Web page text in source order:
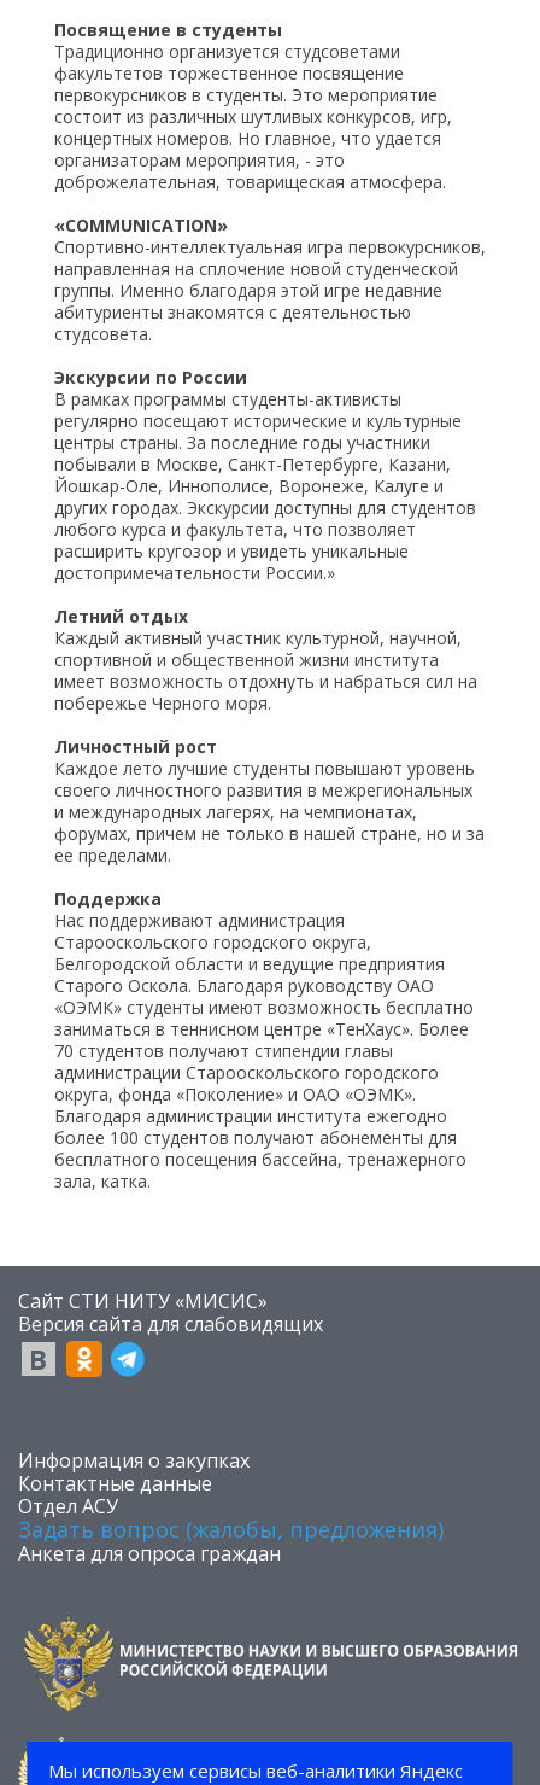
Мы используем сервисы веб-аналитики Яндекс
Посвящение в студенты
Традиционно организуется студсоветами
факультетов торжественное посвящение
первокурсников в студенты. Это мероприятие
состоит из различных шутливых конкурсов, игр,
концертных номеров. Но главное, что удается
организаторам мероприятия, - это
доброжелательная, товарищеская атмосфера.
«COMMUNICATION»
Спортивно-интеллектуальная игра первокурсников,
направленная на сплочение новой студенческой
группы. Именно благодаря этой игре недавние
абитуриенты знакомятся с деятельностью
студсовета.
Экскурсии по России
В рамках программы студенты-активисты
регулярно посещают исторические и культурные
центры страны. За последние годы участники
побывали в Москве, Санкт-Петербурге, Казани,
Йошкар-Оле, Иннополисе, Воронеже, Калуге и
других городах. Экскурсии доступны для студентов
любого курса и факультета, что позволяет
расширить кругозор и увидеть уникальные
достопримечательности России.»
Летний отдых
Каждый активный участник культурной, научной,
спортивной и общественной жизни института
имеет возможность отдохнуть и набраться сил на
побережье Черного моря.
Личностный рост
Каждое лето лучшие студенты повышают уровень
своего личностного развития в межрегиональных
и международных лагерях, на чемпионатах,
форумах, причем не только в нашей стране, но и за
ее пределами.
Поддержка
Нас поддерживают администрация
Старооскольского городского округа,
Белгородской области и ведущие предприятия
Старого Оскола. Благодаря руководству ОАО
«ОЭМК» студенты имеют возможность бесплатно
заниматься в теннисном центре «ТенХаус». Более
70 студентов получают стипендии главы
администрации Старооскольского городского
округа, фонда «Поколение» и ОАО «ОЭМК».
Благодаря администрации института ежегодно
более 100 студентов получают абонементы для
бесплатного посещения бассейна, тренажерного
зала, катка.
Сайт СТИ НИТУ «МИСИС»
​Версия сайта для слабовидящих
​Информация о закупках
Контактные данные
Отдел АСУ
Задать вопрос (жалобы, предложения)
Анкета для опроса граждан